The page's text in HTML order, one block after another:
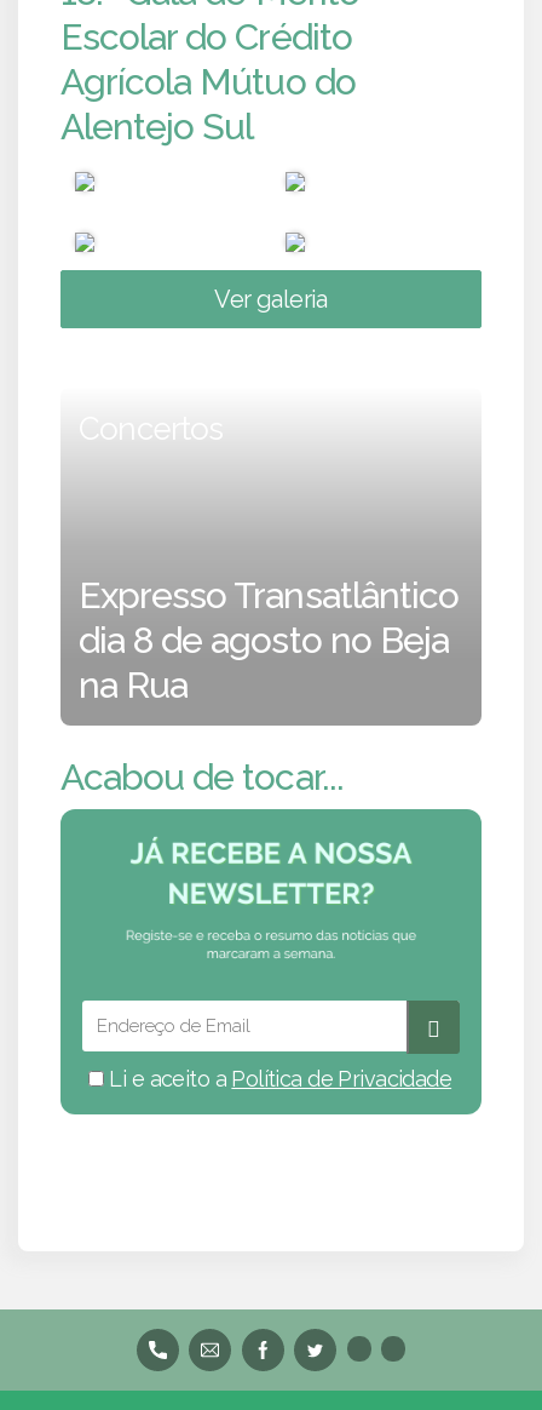
Escolar do Crédito
Agrícola Mútuo do
Alentejo Sul
Ver galeria
Concertos
Expresso Transatlântico
dia 8 de agosto no Beja
na Rua
Acabou de tocar...
Li e aceito a Política de Privacidade